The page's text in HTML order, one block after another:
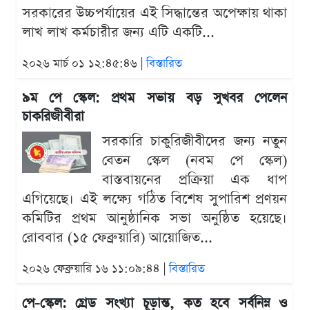
সরকারের উচ্চপর্যায়ের এই সিদ্ধান্তের অপেক্ষায় থাকা
লাখ লাখ কর্মচারীর জন্য এটি একটি...
২০২৬ মার্চ ০১ ১২:৪৫:৪৬ |বিস্তারিত
৯ম পে স্কেল: প্রথম সভায় বড় সুখবর পেলেন
চাকরিজীবীরা
সরকারি চাকুরিজীবীদের জন্য নতুন
বেতন স্কেল (নবম পে স্কেল)
বাস্তবায়নের প্রক্রিয়া এক ধাপ
এগিয়েছে। এই লক্ষ্যে গঠিত বিশেষ সুপারিশ প্রণয়ন
কমিটির প্রথম আনুষ্ঠানিক সভা অনুষ্ঠিত হয়েছে।
রোববার (১৫ ফেব্রুয়ারি) আয়োজিত...
২০২৬ ফেব্রুয়ারি ১৬ ১১:০৯:৪৪ |বিস্তারিত
পে-স্কেল: গ্রেড সংখ্যা চূড়ান্ত, কত হবে সর্বনিম্ন ও